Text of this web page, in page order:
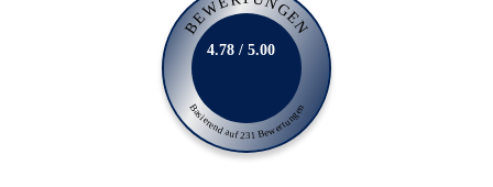
BEWERTUNGEN
Basierend auf 231 Bewertungen
4.78 / 5.00